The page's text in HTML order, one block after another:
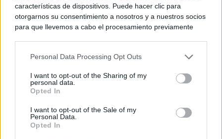
características de dispositivos. Puede hacer clic para
otorgarnos su consentimiento a nosotros y a nuestros socios
para que llevemos a cabo el procesamiento previamente
negar su consentimiento. Tenga en cuenta que algún
de su consentimiento, pero usted tiene el derecho de
rechazar tal procesamiento. Sus preferencias se aplicarán
cualquier momento entrando de nuevo en este sitio web o
visitando nuestra política de privacidad.
Personal Data Processing Opt Outs
I want to opt-out of the Sharing of my
personal data.
Opted In
I want to opt-out of the Sale of my
Personal Data.
Opted In